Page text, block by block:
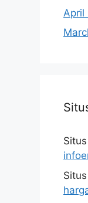
April